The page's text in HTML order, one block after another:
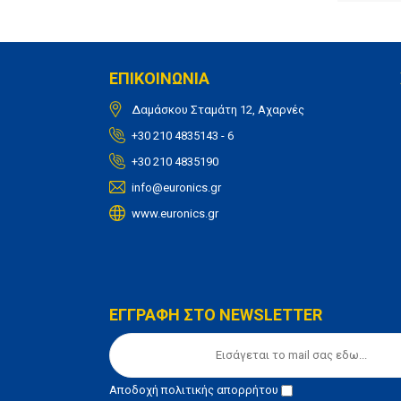
ΕΠΙΚΟΙΝΩΝΙΑ
Δαμάσκου Σταμάτη 12, Αχαρνές
+30 210 4835143 - 6
+30 210 4835190
info@euronics.gr
www.euronics.gr
ΕΓΓΡΑΦΗ ΣΤΟ NEWSLETTER
Αποδοχήπολιτικής απορρήτου